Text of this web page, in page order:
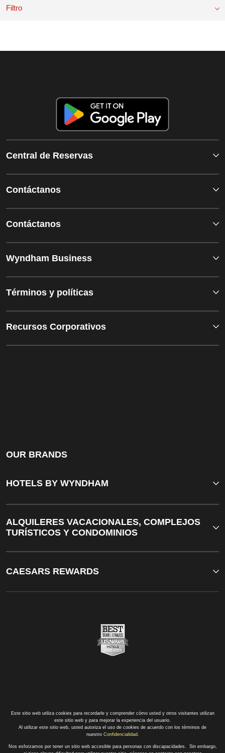
Filtro
Central de Reservas
Contáctanos
Contáctanos
Wyndham Business
Términos y políticas
Recursos Corporativos
OUR BRANDS
HOTELS BY WYNDHAM
ALQUILERES VACACIONALES, COMPLEJOS
TURÍSTICOS Y CONDOMINIOS
CAESARS REWARDS
Este sitio web utiliza cookies para recordarle y comprender cómo usted y otros visitantes utilizan
este sitio web y para mejorar la experiencia del usuario.
Al utilizar este sitio web, usted autoriza el uso de cookies de acuerdo con los términos de
nuestro Confidencialidad
Nos esforzamos por tener un sitio web accesible para personas con discapacidades. Sin embargo,